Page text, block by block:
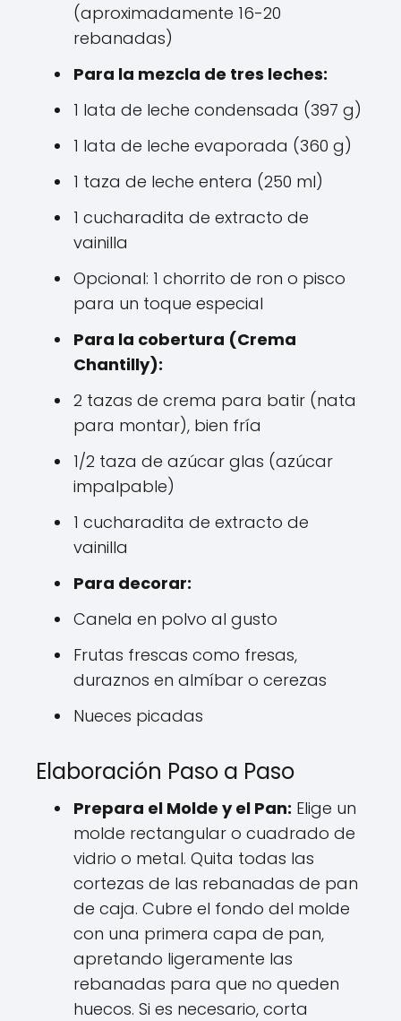
(aproximadamente 16-20
rebanadas)
Para la mezcla de tres leches:
1 lata de leche condensada (397 g)
1 lata de leche evaporada (360 g)
1 taza de leche entera (250 ml)
1 cucharadita de extracto de
vainilla
Opcional: 1 chorrito de ron o pisco
para un toque especial
Para la cobertura (Crema
Chantilly):
2 tazas de crema para batir (nata
para montar), bien fría
1/2 taza de azúcar glas (azúcar
impalpable)
1 cucharadita de extracto de
vainilla
Para decorar:
Canela en polvo al gusto
Frutas frescas como fresas,
duraznos en almíbar o cerezas
Nueces picadas
Elaboración Paso a Paso
Prepara el Molde y el Pan: Elige un
molde rectangular o cuadrado de
vidrio o metal. Quita todas las
cortezas de las rebanadas de pan
de caja. Cubre el fondo del molde
con una primera capa de pan,
apretando ligeramente las
rebanadas para que no queden
huecos. Si es necesario, corta